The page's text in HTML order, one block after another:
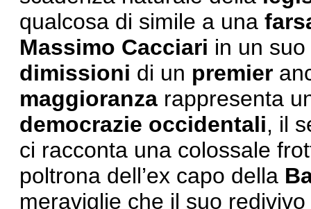
qualcosa di simile a una
Massimo Cacciari in un
dimissioni di un premier
maggioranza rappresenta
democrazie occidentali, il
ci racconta una colossale
poltrona dell’ex capo della
meraviglie che il suo redivivo